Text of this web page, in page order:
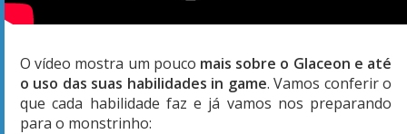
O vídeo mostra um pouco mais sobre o Glaceon e até
o uso das suas habilidades in game. Vamos conferir o
que cada habilidade faz e já vamos nos preparando
para o monstrinho: